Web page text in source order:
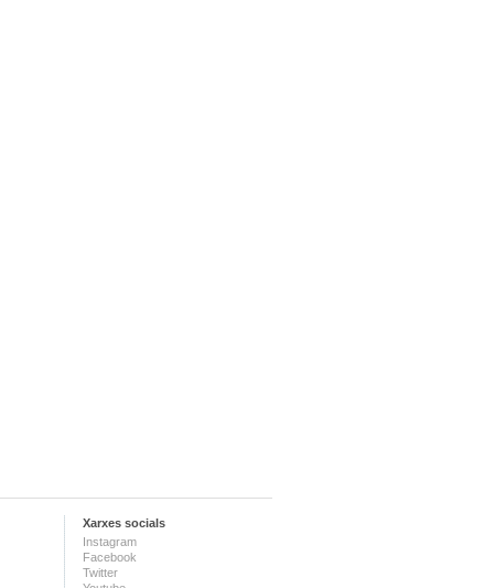
Xarxes socials
Instagram
Facebook
Twitter